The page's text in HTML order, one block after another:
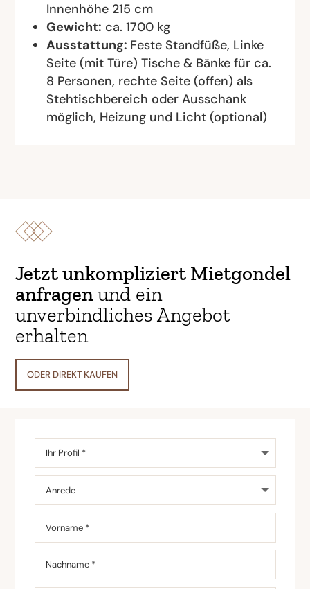
Innenhöhe 215 cm
Gewicht: ca. 1700 kg
Ausstattung: Feste Standfüße, Linke
Seite (mit Türe) Tische & Bänke für ca.
8 Personen, rechte Seite (offen) als
Stehtischbereich oder Ausschank
möglich, Heizung und Licht (optional)
Jetzt unkompliziert Mietgondel
anfragenund ein
unverbindliches Angebot
erhalten
ODER DIREKT KAUFEN